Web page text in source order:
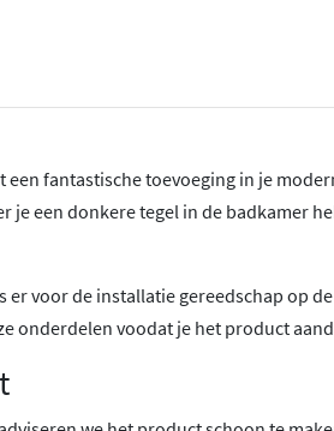
een fantastische toevoeging in je
je een donkere tegel in de badkamer
er voor de installatie gereedschap op
onderdelen voodat je het product